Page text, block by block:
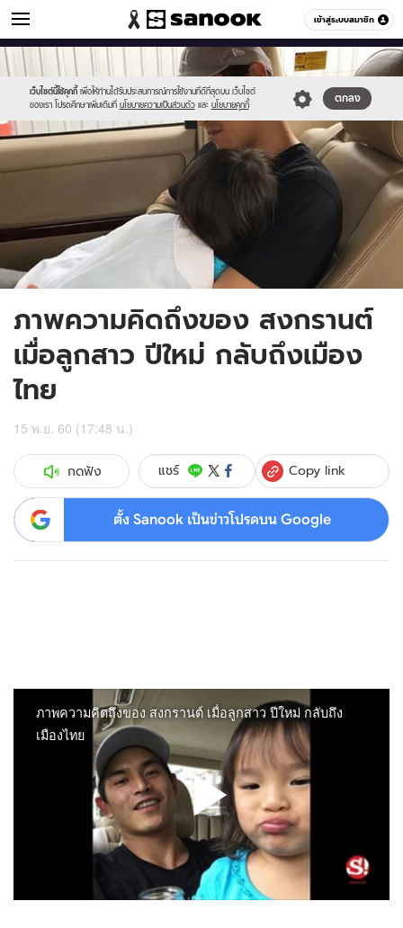
เข้าสู่ระบบสมาชิก
ข่าวบันเทิง หมวดอื่นๆ
เว็บไซต์นี้ใช้คุกกี้ เพื่อให้ท่านได้รับประสบการณ์การใช้งานที่ดีที่สุดบน เว็บไซต์
ของเรา โปรดศึกษาเพิ่มเติมที่ นโยบายความเป็นส่วนตัว และ นโยบายคุกกี้
ตกลง
Sanook
//s.isanook.com/sr/0/images/logo-
new-
sanook.png
600
60
//s.isanook.com/ns/0/ud/851/4256882/2.jpg
ภาพความคิดถึงของ สงกรานต์
เมื่อลูกสาว ปีใหม่ กลับถึงเมือง
ไทย
15 พ.ย. 60 (17:48 น.)
กดฟัง แชร์ Copy link
ตั้ง Sanook เป็นข่าวโปรดบน Google